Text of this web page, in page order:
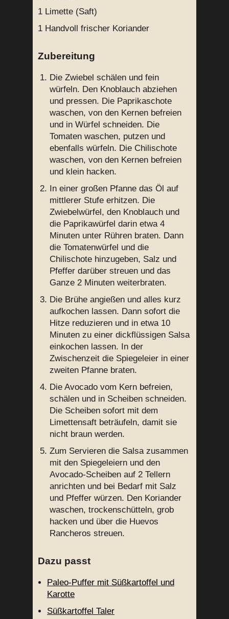
1 Limette (Saft)
1 Handvoll frischer Koriander
Zubereitung
Die Zwiebel schälen und fein
würfeln. Den Knoblauch abziehen
und pressen. Die Paprikaschote
waschen, von den Kernen befreien
und in Würfel schneiden. Die
Tomaten waschen, putzen und
ebenfalls würfeln. Die Chilischote
waschen, von den Kernen befreien
und klein hacken.
In einer großen Pfanne das Öl auf
mittlerer Stufe erhitzen. Die
Zwiebelwürfel, den Knoblauch und
die Paprikawürfel darin etwa 4
Minuten unter Rühren braten. Dann
die Tomatenwürfel und die
Chilischote hinzugeben, Salz und
Pfeffer darüber streuen und das
Ganze 2 Minuten weiterbraten.
Die Brühe angießen und alles kurz
aufkochen lassen. Dann sofort die
Hitze reduzieren und in etwa 10
Minuten zu einer dickflüssigen Salsa
einkochen lassen. In der
Zwischenzeit die Spiegeleier in einer
zweiten Pfanne braten.
Die Avocado vom Kern befreien,
schälen und in Scheiben schneiden.
Die Scheiben sofort mit dem
Limettensaft beträufeln, damit sie
nicht braun werden.
Zum Servieren die Salsa zusammen
mit den Spiegeleiern und den
Avocado-Scheiben auf 2 Tellern
anrichten und bei Bedarf mit Salz
und Pfeffer würzen. Den Koriander
waschen, trockenschütteln, grob
hacken und über die Huevos
Rancheros streuen.
Dazu passt
Paleo-Puffer mit Süßkartoffel und
Karotte
Süßkartoffel Taler